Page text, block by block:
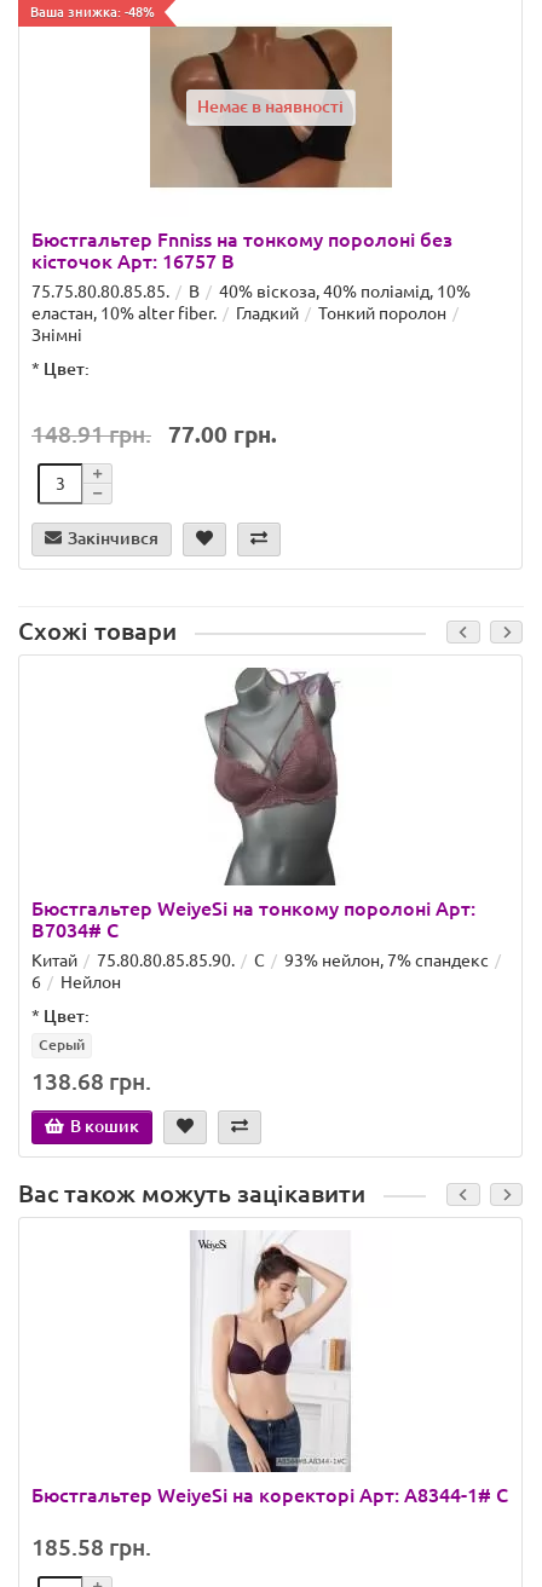
Ваша знижка: -48%
Немає в наявності
Бюстгальтер Fnniss на тонкому поролоні без
кісточок Арт: 16757 B
75.75.80.80.85.85. B
40% віскоза, 40% поліамід, 10%
еластан, 10% alter fiber.
Гладкий
Тонкий поролон
Знімні
* Цвет:
148.91 грн. 77.00 грн.
Закінчився
Схожі товари
Бюстгальтер WeiyeSi на тонкому поролоні Арт:
B7034# C
Китай 75.80.80.85.85.90. C
93% нейлон, 7% спандекс
6
Нейлон
* Цвет:
Серый
138.68 грн.
В кошик
Вас також можуть зацікавити
Бюстгальтер WeiyeSi на коректорі Арт: A8344-1# C
185.58 грн.